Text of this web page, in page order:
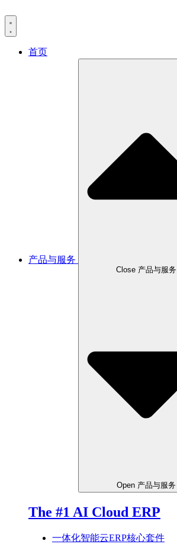
首页
产品与服务
Close 产品与服务
Open 产品与服务
The #1 AI Cloud ERP
一体化智能云ERP核心套件